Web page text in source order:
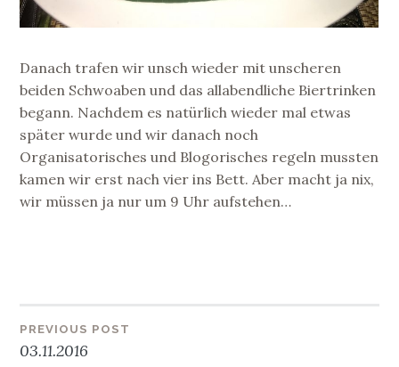
Danach trafen wir unsch wieder mit unscheren
beiden Schwoaben und das allabendliche Biertrinken
begann. Nachdem es natürlich wieder mal etwas
später wurde und wir danach noch
Organisatorisches und Blogorisches regeln mussten
kamen wir erst nach vier ins Bett. Aber macht ja nix,
wir müssen ja nur um 9 Uhr aufstehen…
Beitragsnavigation
PREVIOUS POST
03.11.2016